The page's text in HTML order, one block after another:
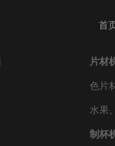
首
片材
色片
水果
制杯